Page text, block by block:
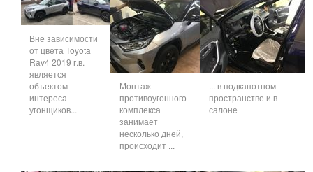
Вне зависимости
от цвета Toyota
Rav4 2019 г.в.
является
объектом
интереса
угонщиков...
Монтаж
противоугонного
комплекса
занимает
несколько дней,
происходит ...
... в подкапотном
пространстве и в
салоне